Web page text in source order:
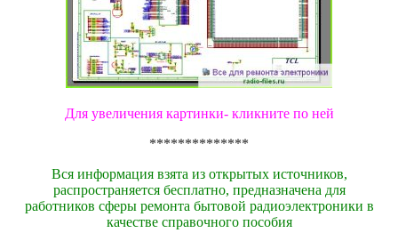
Для увеличения картинки- кликните по ней
**************
Вся информация взята из открытых источников,
распространяется бесплатно, предназначена для
работников сферы ремонта бытовой радиоэлектроники в
качестве справочного пособия